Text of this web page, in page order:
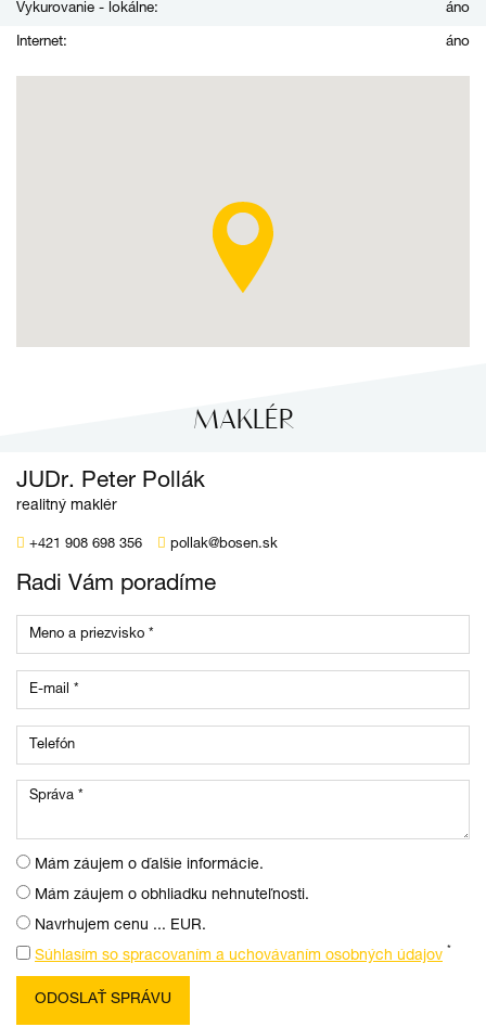
Vykurovanie - lokálne: áno
Internet: áno
MAKLÉR
JUDr. Peter Pollák
realitný maklér
+421 908 698 356 pollak@bosen.sk
Radi Vám poradíme
Mám záujem o ďalšie informácie.
Mám záujem o obhliadku nehnuteľnosti.
Navrhujem cenu ... EUR.
Súhlasím so spracovaním a uchovávaním osobných údajov *